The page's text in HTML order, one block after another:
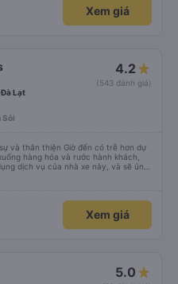
giường đều có gối và chăn, và đủ
mái.
Xem giá
4.2
(543 đánh giá)
Đà Lạt
Sỏi
và thân thiện Giờ đến có trễ hơn dự
hàng hóa và rước hành khách,
dịch vụ của nhà xe này, và sẽ ủng
dịch vụ của nhà xe này
Xem giá
5.0